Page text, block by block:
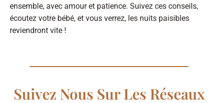
ensemble, avec amour et patience. Suivez ces conseils,
écoutez votre bébé, et vous verrez, les nuits paisibles
reviendront vite !
Suivez Nous Sur Les Réseaux